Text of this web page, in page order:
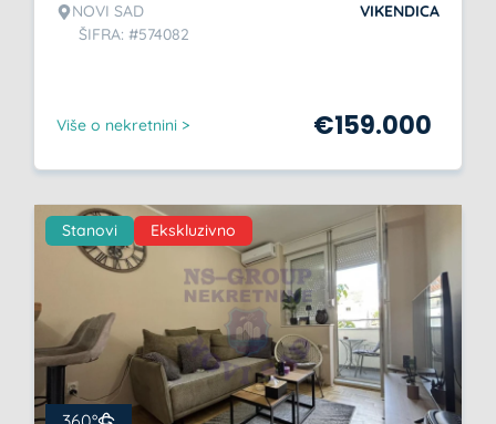
NOVI SAD
ŠIFRA: #574082
VIKENDICA
Više o nekretnini > €159.000
Stanovi Ekskluzivno